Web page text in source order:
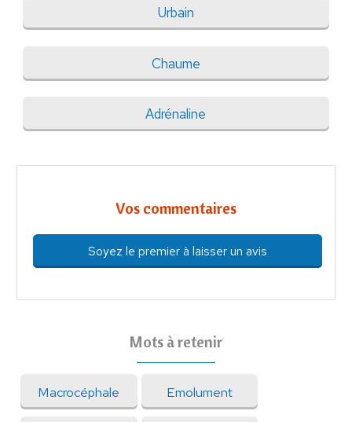
Urbain
Chaume
Adrénaline
Vos commentaires
Soyez le premier à laisser un avis
Mots à retenir
Macrocéphale Emolument